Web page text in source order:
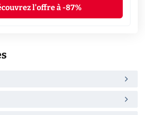
l'offre à -87%